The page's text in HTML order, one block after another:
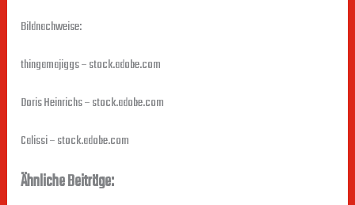
Bildnachweise:
thingamajiggs– stock.adobe.com
Doris Heinrichs– stock.adobe.com
Calissi– stock.adobe.com
Ähnliche Beiträge: